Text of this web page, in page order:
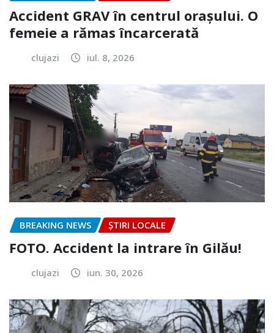
Accident GRAV în centrul orașului. O
femeie a rămas încarcerată
clujazi iul. 8, 2026
BREAKING NEWS ȘTIRI LOCALE
FOTO. Accident la intrare în Gilău!
clujazi iun. 30, 2026